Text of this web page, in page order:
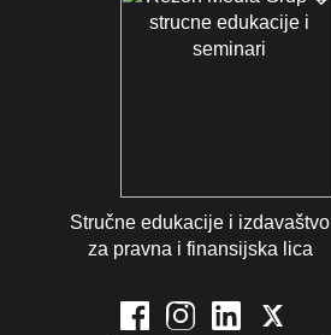
Stručne edukacije i izdavaštvo
za pravna i finansijska lica